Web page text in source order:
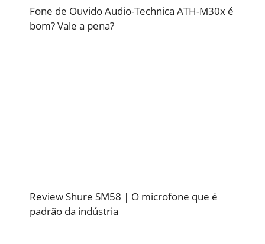
Fone de Ouvido Audio-Technica ATH-M30x é
bom? Vale a pena?
Review Shure SM58 | O microfone que é
padrão da indústria